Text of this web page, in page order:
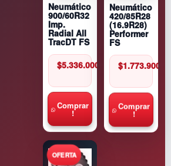
Neumático
900/60R32
Imp.
Radial All
TracDT FS
$5.336.000
Comprar
!
Neumático
420/85R28
(16.9R28)
Performer
FS
$1.773.900
Comprar
!